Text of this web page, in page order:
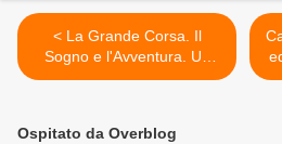
< La Grande Corsa. Il
Sogno e l'Avventura. Un
grande omaggio al Tor des
Ospitato da Overblog